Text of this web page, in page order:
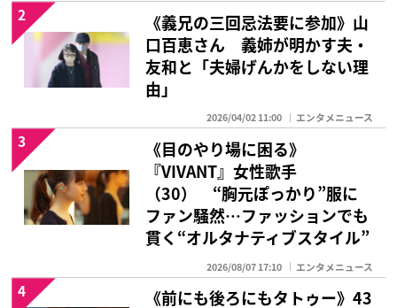
《義兄の三回忌法要に参加》山
口百恵さん 義姉が明かす夫・
友和と「夫婦げんかをしない理
由」
2026/04/02 11:00 エンタメニュース
2
《目のやり場に困る》
『VIVANT』女性歌手
（30） “胸元ぽっかり”服に
ファン騒然…ファッションでも
貫く“オルタナティブスタイル”
2026/08/07 17:10 エンタメニュース
3
《前にも後ろにもタトゥー》43
4